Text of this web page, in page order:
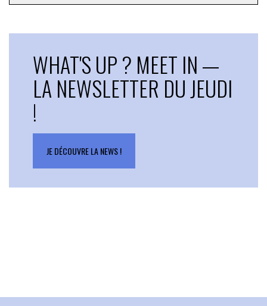
WHAT'S UP ? MEET IN —
LA NEWSLETTER DU JEUDI
!
JE DÉCOUVRE LA NEWS !